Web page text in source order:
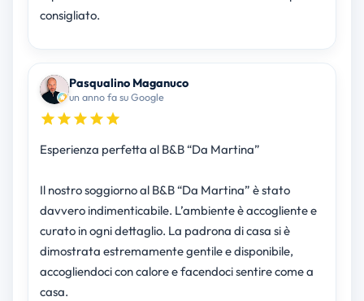
consigliato.
Pasqualino Maganuco
un anno fa su Google
Esperienza perfetta al B&B “Da Martina”
Il nostro soggiorno al B&B “Da Martina” è stato
davvero indimenticabile. L’ambiente è accogliente e
curato in ogni dettaglio. La padrona di casa si è
dimostrata estremamente gentile e disponibile,
accogliendoci con calore e facendoci sentire come a
casa.